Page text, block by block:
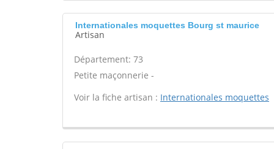
Internationales moquettes Bourg st maurice
Artisan
Département: 73
Petite maçonnerie -
Voir la fiche artisan : Internationales moquettes